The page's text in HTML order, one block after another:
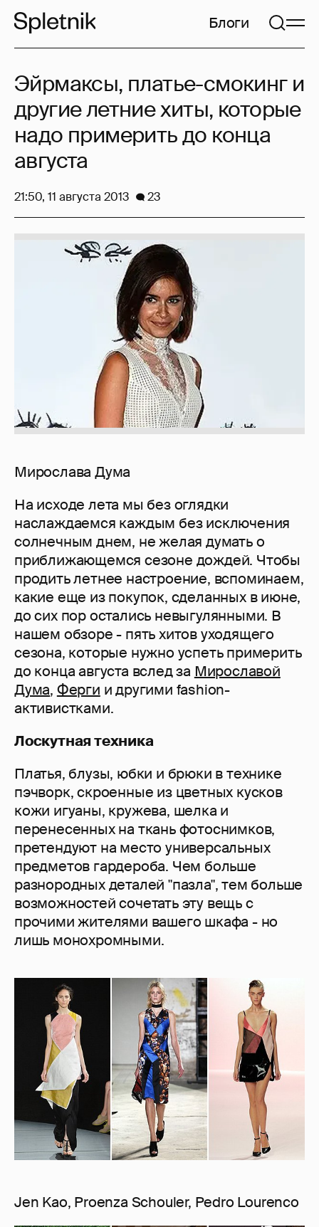
Блоги
Мирослава Дума
На исходе лета мы без оглядки
наслаждаемся каждым без исключения
солнечным днем, не желая думать о
приближающемся сезоне дождей. Чтобы
продить летнее настроение, вспоминаем,
какие еще из покупок, сделанных в июне,
до сих пор остались невыгулянными. В
нашем обзоре - пять хитов уходящего
сезона, которые нужно успеть примерить
до конца августа вслед за Мирославой
Дума, Ферги и другими fashion-
активистками.
Лоскутная техника
Платья, блузы, юбки и брюки в технике
пэчворк, скроенные из цветных кусков
кожи игуаны, кружева, шелка и
перенесенных на ткань фотоснимков,
претендуют на место универсальных
предметов гардероба. Чем больше
разнородных деталей "пазла", тем больше
возможностей сочетать эту вещь с
прочими жителями вашего шкафа - но
лишь монохромными.
Jen Kao, Proenza Schouler, Pedro Lourenco
Эйрмаксы, платье-смокинг и
другие летние хиты, которые
надо примерить до конца
августа
21:50, 11 августа 2013 23